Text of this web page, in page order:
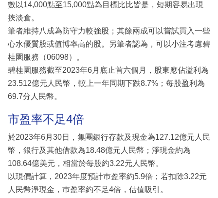
數以14,000點至15,000點為目標比比皆是，短期容易出現
挾淡倉。
筆者維持八成為防守力較強股；其餘兩成可以嘗試買入一些
心水優質股或值博率高的股。另筆者認為，可以小注考慮碧
桂園服務（06098）。
碧桂園服務截至2023年6月底止首六個月，股東應佔溢利為
23.512億元人民幣，較上一年同期下跌8.7%；每股盈利為
69.7分人民幣。
市盈率不足4倍
於2023年6月30日，集團銀行存款及現金為127.12億元人民
幣，銀行及其他借款為18.48億元人民幣；淨現金約為
108.64億美元，相當於每股約3.22元人民幣。
以現價計算，2023年度預計巿盈率約5.9倍；若扣除3.22元
人民幣淨現金，巿盈率約不足4倍，估值吸引。